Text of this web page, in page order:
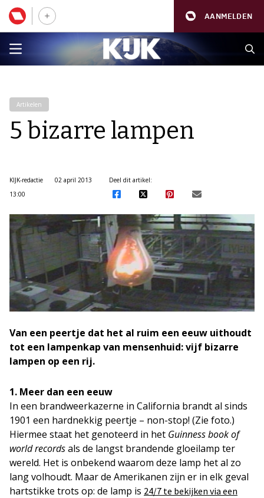
AANMELDEN
Artikelen
5 bizarre lampen
KIJK-redactie
02 april 2013
13:00
Deel dit artikel:
Van een peertje dat het al ruim een eeuw uithoudt
tot een lampenkap van mensenhuid: vijf bizarre
lampen op een rij.
1. Meer dan een eeuw
In een brandweerkazerne in California brandt al sinds
1901 een hardnekkig peertje – non-stop! (Zie foto.)
Hiermee staat het genoteerd in het Guinness book of
world recordsals de langst brandende gloeilamp ter
wereld. Het is onbekend waarom deze lamp het al zo
lang volhoudt. Maar de Amerikanen zijn er in elk geval
hartstikke trots op: de lamp is 24/7 te bekijken via een